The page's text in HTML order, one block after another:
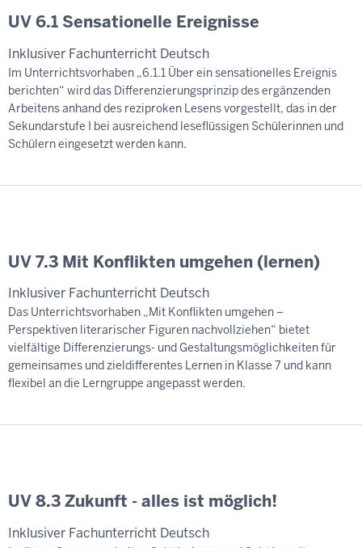
UV 6.1 Sensationelle Ereignisse
Inklusiver Fachunterricht Deutsch
Im Unterrichtsvorhaben „6.1.1 Über ein sensationelles Ereignis
berichten“ wird das Differenzierungsprinzip des ergänzenden
Arbeitens anhand des reziproken Lesens vorgestellt, das in der
Sekundarstufe I bei ausreichend leseflüssigen Schülerinnen und
Schülern eingesetzt werden kann.
UV 7.3 Mit Konflikten umgehen (lernen)
Inklusiver Fachunterricht Deutsch
Das Unterrichtsvorhaben „Mit Konflikten umgehen –
Perspektiven literarischer Figuren nachvollziehen“ bietet
vielfältige Differenzierungs- und Gestaltungsmöglichkeiten für
gemeinsames und zieldifferentes Lernen in Klasse 7 und kann
flexibel an die Lerngruppe angepasst werden.
UV 8.3 Zukunft - alles ist möglich!
Inklusiver Fachunterricht Deutsch